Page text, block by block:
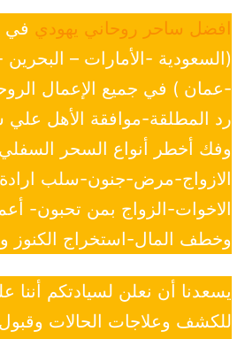
افضل ساحر روحاني يهودي في
(السعودية -الأمارات –
-عمان ) في جميع الإعمال
رد المطلقة-موافقة الأهل علي
وفك أخطر أنواع السحر
الازواج-مرض-جنون-سلب
الاخوات-الزواج بمن تحبون-
وخطف المال-استخراج الكنوز
يسعدنا أن نعلن لسيادتكم أننا
للكشف وعلاجات الحالات